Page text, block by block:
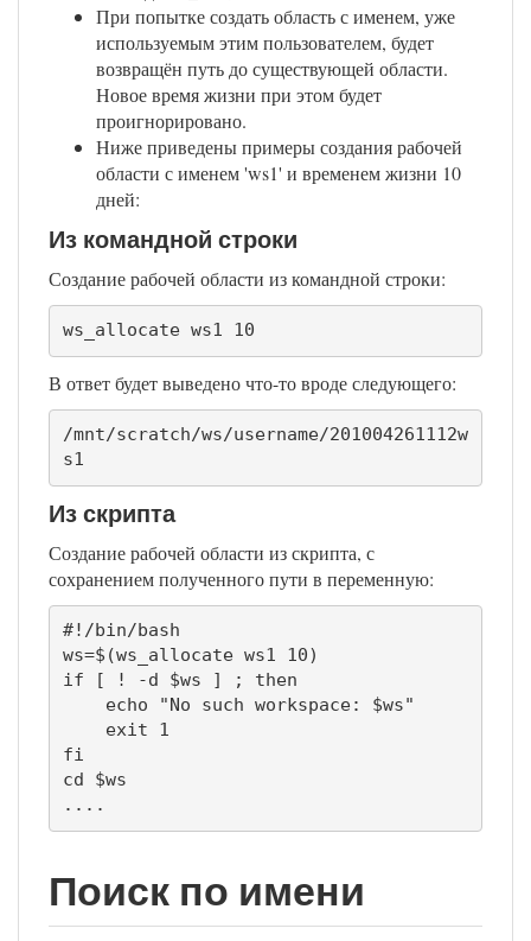
При попытке создать область с именем, уже
используемым этим пользователем, будет
возвращён путь до существующей области.
Новое время жизни при этом будет
проигнорировано.
Ниже приведены примеры создания рабочей
области с именем 'ws1' и временем жизни 10
дней:
Из командной строки
Создание рабочей области из командной строки:
ws_allocate ws1 10
В ответ будет выведено что-то вроде следующего:
/mnt/scratch/ws/username/201004261112w
s1
Из скрипта
Создание рабочей области из скрипта, с
сохранением полученного пути в переменную:
#!/bin/bash
ws=$(ws_allocate ws1 10)
if [ ! -d $ws ] ; then
fi
cd $ws
....
Поиск по имени